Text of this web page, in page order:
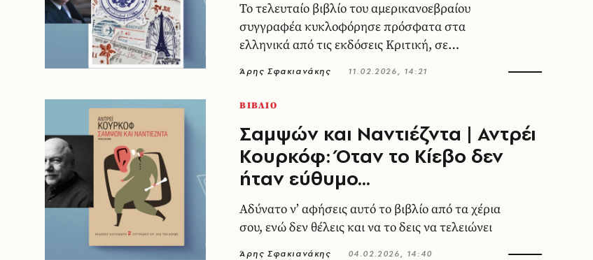
Το τελευταίο βιβλίο του αμερικανοεβραίου
συγγραφέα κυκλοφόρησε πρόσφατα στα
ελληνικά από τις εκδόσεις Κριτική, σε
Άρης Σφακιανάκης 11.02.2026, 14:21
ΒΙΒΛΙΟ
Σαμψών και Ναντιέζντα | Αντρέι
Κουρκόφ: Όταν το Κίεβο δεν
ήταν εύθυμο...
Αδύνατο ν’ αφήσεις αυτό το βιβλίο από τα χέρια
σου, ενώ δεν θέλεις και να το δεις να τελειώνει
Άρης Σφακιανάκης 04.02.2026, 14:40